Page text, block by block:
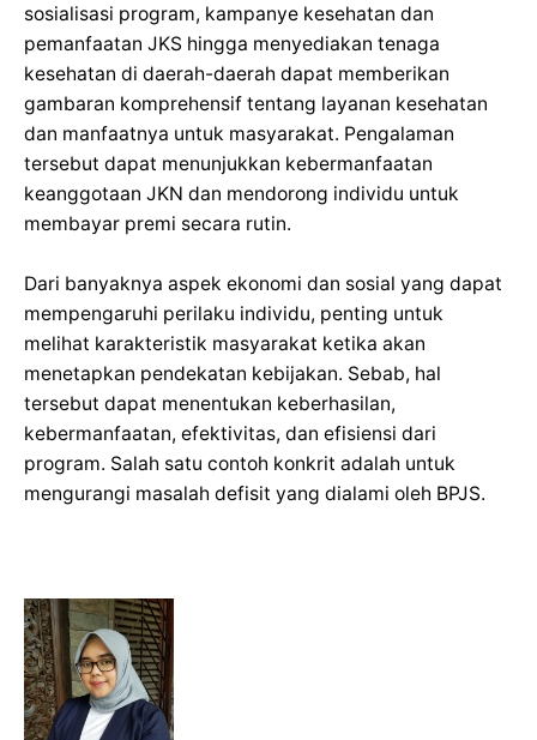
sosialisasi program, kampanye kesehatan dan
pemanfaatan JKS hingga menyediakan tenaga
kesehatan di daerah-daerah dapat memberikan
gambaran komprehensif tentang layanan kesehatan
dan manfaatnya untuk masyarakat. Pengalaman
tersebut dapat menunjukkan kebermanfaatan
keanggotaan JKN dan mendorong individu untuk
membayar premi secara rutin.
Dari banyaknya aspek ekonomi dan sosial yang dapat
mempengaruhi perilaku individu, penting untuk
melihat karakteristik masyarakat ketika akan
menetapkan pendekatan kebijakan. Sebab, hal
tersebut dapat menentukan keberhasilan,
kebermanfaatan, efektivitas, dan efisiensi dari
program. Salah satu contoh konkrit adalah untuk
mengurangi masalah defisit yang dialami oleh BPJS.